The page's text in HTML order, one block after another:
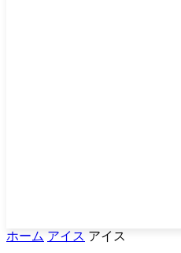
ホーム アイス アイス